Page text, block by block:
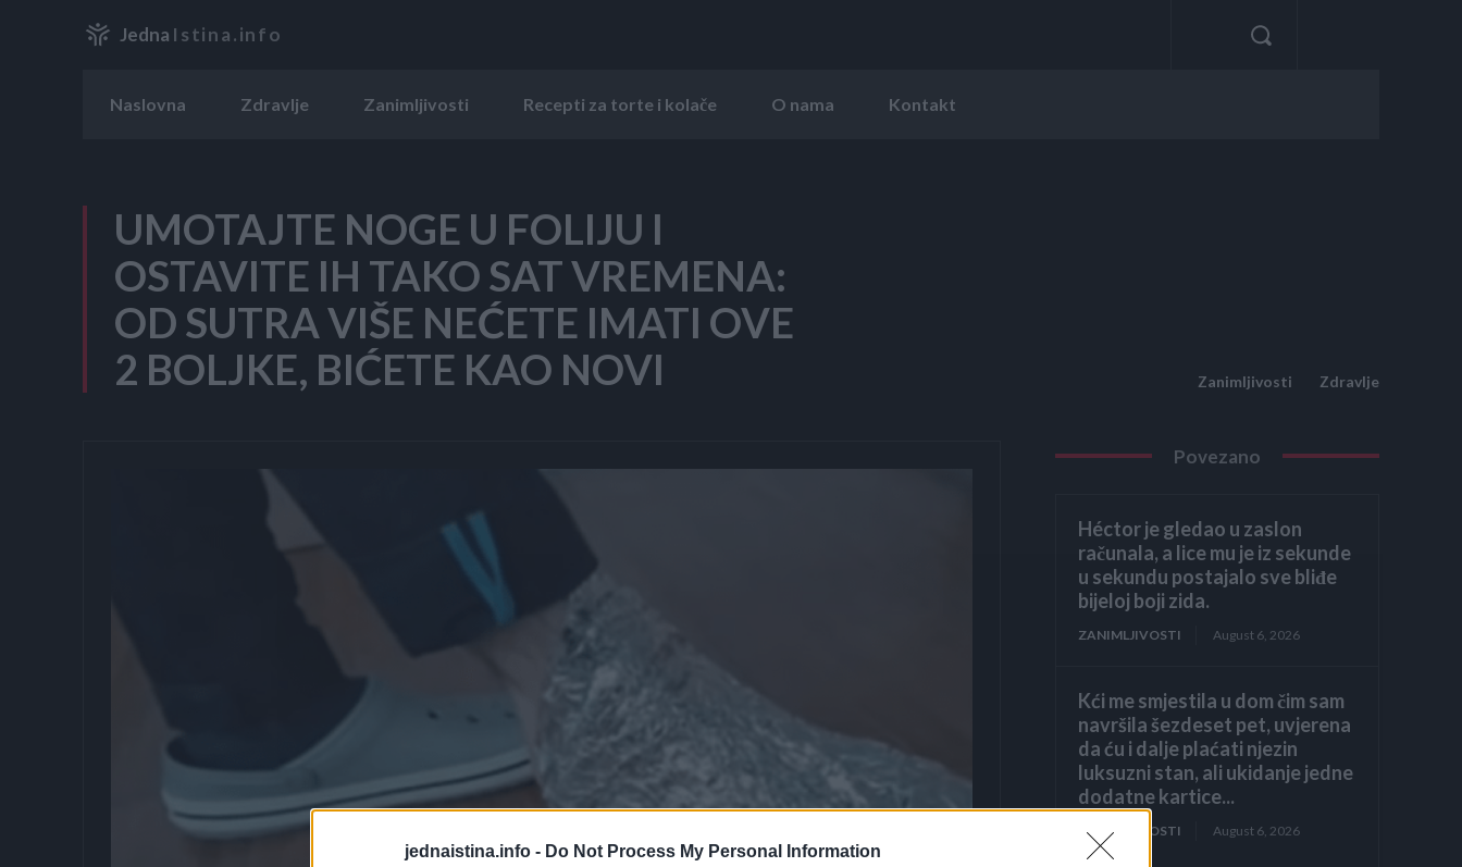
jednaistina.info - Do Not Process My Personal Information
Jedna Istina.info
Naslovna Zdravlje Zanimljivosti Recepti za torte i kolače O nama Kontakt
UMOTAJTE NOGE U FOLIJU I
OSTAVITE IH TAKO SAT VREMENA:
OD SUTRA VIŠE NEĆETE IMATI OVE
2 BOLJKE, BIĆETE KAO NOVI
Zanimljivosti Zdravlje
Povezano
Héctor je gledao u zaslon
računala, a lice mu je iz sekunde
u sekundu postajalo sve bliđe
bijeloj boji zida.
ZANIMLJIVOSTI August 6, 2026
Kći me smjestila u dom čim sam
navršila šezdeset pet, uvjerena
da ću i dalje plaćati njezin
luksuzni stan, ali ukidanje jedne
dodatne kartice...
ZANIMLJIVOSTI August 6, 2026